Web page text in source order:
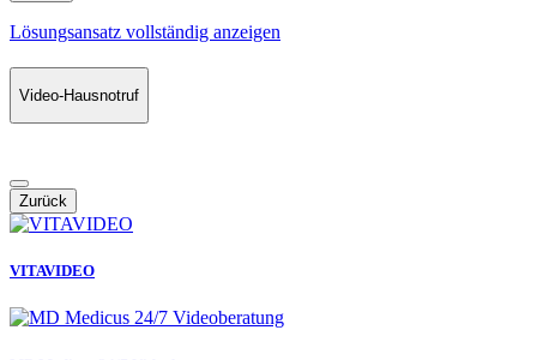
Lösungsansatz vollständig anzeigen
Video-Hausnotruf
Zurück
VITAVIDEO